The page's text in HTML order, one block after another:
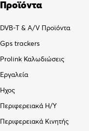
Προϊόντα
DVB-T & A/V Προϊόντα
Gps trackers
Prolink Καλωδιώσεις
Εργαλεία
Ήχος
Περιφερειακά Η/Υ
Περιφερειακά Κινητής